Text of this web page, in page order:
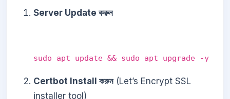
Server Update করুন
sudo apt update && sudo apt upgrade -y
Certbot Install করুন(Let’s Encrypt SSL
installer tool)